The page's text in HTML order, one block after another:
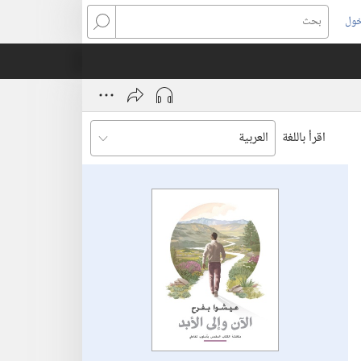
بحث
اقرأ باللغة